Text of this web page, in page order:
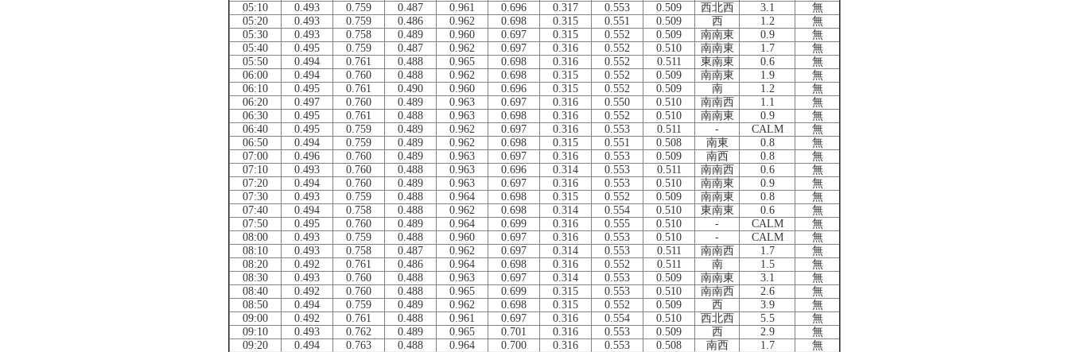
05:10
0.493 0.759 0.487 0.961 0.696 0.317 0.553 0.509 西北西 3.1
無
05:20
0.493 0.759 0.486 0.962 0.698 0.315 0.551 0.509 西 1.2
無
05:30
0.493 0.758 0.489 0.960 0.697 0.315 0.552 0.509 南南東 0.9
無
05:40
0.495 0.759 0.487 0.962 0.697 0.316 0.552 0.510 南南東 1.7
無
05:50
0.494 0.761 0.488 0.965 0.698 0.316 0.552 0.511 東南東 0.6
無
06:00
0.494 0.760 0.488 0.962 0.698 0.315 0.552 0.509 南南東 1.9
無
06:10
0.495 0.761 0.490 0.960 0.696 0.315 0.552 0.509 南 1.2
無
06:20
0.497 0.760 0.489 0.963 0.697 0.316 0.550 0.510 南南西 1.1
無
06:30
0.495 0.761 0.488 0.963 0.698 0.316 0.552 0.510 南南東 0.9
無
06:40
0.495 0.759 0.489 0.962 0.697 0.316 0.553 0.511 - CALM
無
06:50
0.494 0.759 0.489 0.962 0.698 0.315 0.551 0.508 南東 0.8
無
07:00
0.496 0.760 0.489 0.963 0.697 0.316 0.553 0.509 南西 0.8
無
07:10
0.493 0.760 0.488 0.963 0.696 0.314 0.553 0.511 南南西 0.6
無
07:20
0.494 0.760 0.489 0.963 0.697 0.316 0.553 0.510 南南東 0.9
無
07:30
0.493 0.759 0.488 0.964 0.698 0.315 0.552 0.509 南南東 0.8
無
07:40
0.494 0.758 0.488 0.962 0.698 0.314 0.554 0.510 東南東 0.6
無
07:50
0.495 0.760 0.489 0.964 0.699 0.316 0.555 0.510 - CALM
無
08:00
0.493 0.759 0.488 0.960 0.697 0.316 0.553 0.510 - CALM
無
08:10
0.493 0.758 0.487 0.962 0.697 0.314 0.553 0.511 南南西 1.7
無
08:20
0.492 0.761 0.486 0.964 0.698 0.316 0.552 0.511 南 1.5
無
08:30
0.493 0.760 0.488 0.963 0.697 0.314 0.553 0.509 南南東 3.1
無
08:40
0.492 0.760 0.488 0.965 0.699 0.315 0.553 0.510 南南西 2.6
無
08:50
0.494 0.759 0.489 0.962 0.698 0.315 0.552 0.509 西 3.9
無
09:00
0.492 0.761 0.488 0.961 0.697 0.316 0.554 0.510 西北西 5.5
無
09:10
0.493 0.762 0.489 0.965 0.701 0.316 0.553 0.509 西 2.9
無
09:20
0.494 0.763 0.488 0.964 0.700 0.316 0.553 0.508 南西 1.7
無